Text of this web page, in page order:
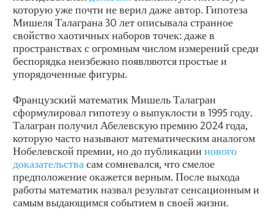
которую уже почти не верил даже автор. Гипотеза
Мишеля Талаграна 30 лет описывала странное
свойство хаотичных наборов точек: даже в
пространствах с огромным числом измерений среди
беспорядка неизбежно появляются простые и
упорядоченные фигуры.
Французский математик Мишель Талагран
сформулировал гипотезу о выпуклости в 1995 году.
Талагран получил Абелевскую премию 2024 года,
которую часто называют математическим аналогом
Нобелевской премии, но до публикации нового
доказательствасам сомневался, что смелое
предположение окажется верным. После выхода
работы математик назвал результат сенсационным и
самым выдающимся событием в своей жизни.